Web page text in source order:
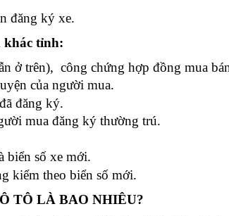
đăng ký xe.
khác tỉnh:
ở trên), công chứng hợp đồng mua
của người mua.
đăng ký.
mua đăng ký thường trú.
biển số xe mới.
kiểm theo biển số mới.
TÔ LÀ BAO NHIÊU?